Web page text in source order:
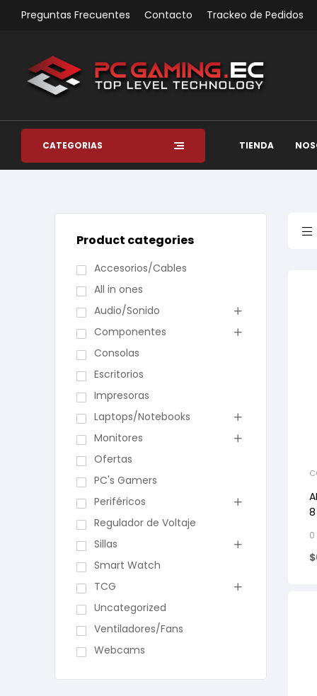
Preguntas Frecuentes Contacto Trackeo de Pedidos
CATEGORÍAS TIENDA
8
0
$
Product categories
Accesorios/Cables
All in ones
Audio/Sonido
Componentes
Consolas
Escritorios
Impresoras
Laptops/Notebooks
Monitores
Ofertas
PC's Gamers
Periféricos
Regulador de Voltaje
Sillas
Smart Watch
TCG
Uncategorized
Ventiladores/Fans
Webcams